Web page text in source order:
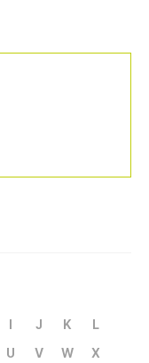
I J K
L
U V W
X